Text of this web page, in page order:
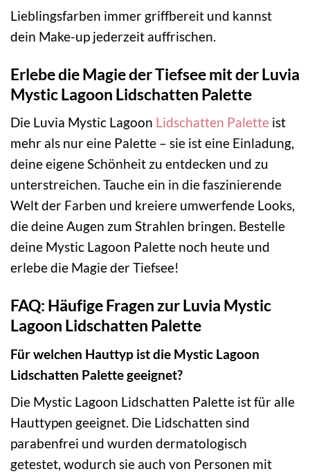
Lieblingsfarben immer griffbereit und kannst
dein Make-up jederzeit auffrischen.
Erlebe die Magie der Tiefsee mit der Luvia
Mystic Lagoon Lidschatten Palette
Die Luvia Mystic Lagoon Lidschatten Palette ist
mehr als nur eine Palette – sie ist eine Einladung,
deine eigene Schönheit zu entdecken und zu
unterstreichen. Tauche ein in die faszinierende
Welt der Farben und kreiere umwerfende Looks,
die deine Augen zum Strahlen bringen. Bestelle
deine Mystic Lagoon Palette noch heute und
erlebe die Magie der Tiefsee!
FAQ: Häufige Fragen zur Luvia Mystic
Lagoon Lidschatten Palette
Für welchen Hauttyp ist die Mystic Lagoon
Lidschatten Palette geeignet?
Die Mystic Lagoon Lidschatten Palette ist für alle
Hauttypen geeignet. Die Lidschatten sind
parabenfrei und wurden dermatologisch
getestet, wodurch sie auch von Personen mit